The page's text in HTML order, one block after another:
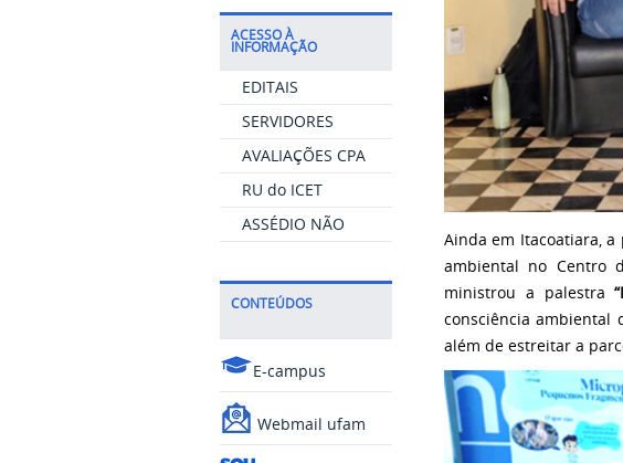
ACESSO À
INFORMAÇÃO
EDITAIS
SERVIDORES
AVALIAÇÕES CPA
RU do ICET
ASSÉDIO NÃO
CONTEÚDOS
E-campus
Webmail ufam
Ainda em Itacoatiara,
ambiental no Centro
ministrou a palestra
consciência ambiental
além de estreitar a